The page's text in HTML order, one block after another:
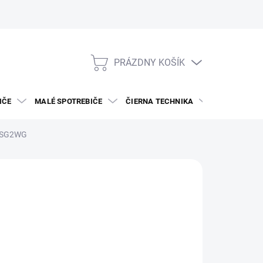
NÁKUPNÝ
PRÁZDNY KOŠÍK
MALÉ SPOTREBIČE ČIERNA TECHNIKA